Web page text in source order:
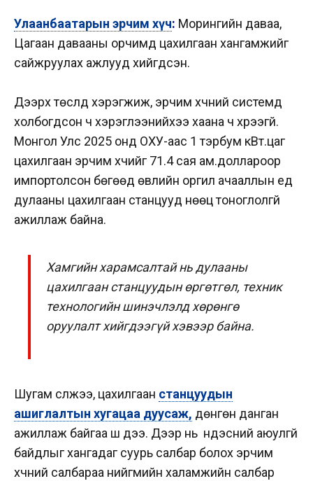
Улаанбаатарын эрчим хүч: Морингийн даваа,
Цагаан давааны орчимд цахилгаан хангамжийг
сайжруулах ажлууд хийгдсэн.
Дээрх төслүүд хэрэгжиж, эрчим хүчний системд
холбогдсон ч хэрэглээнийхээ хаана ч хүрээгүй.
Монгол Улс 2025 онд ОХУ-аас 1 тэрбум кВт.цаг
цахилгаан эрчим хүчийг 71.4 сая ам.доллароор
импортолсон бөгөөд өвлийн оргил ачааллын үед
дулааны цахилгаан станцууд нөөц тоноглолгүй
ажиллаж байна.
Хамгийн харамсалтай нь дулааны
цахилгаан станцуудын өргөтгөл, техник
технологийн шинэчлэлд хөрөнгө
оруулалт хийгдээгүй хэвээр байна.
Шугам сүлжээ, цахилгаан станцуудын
ашиглалтын хугацаа дуусаж, дөнгөн данган
ажиллаж байгаа шүү дээ. Дээр нь үндэсний аюулгүй
байдлыг хангадаг суурь салбар болох эрчим
хүчний салбараа нийгмийн халамжийн салбар